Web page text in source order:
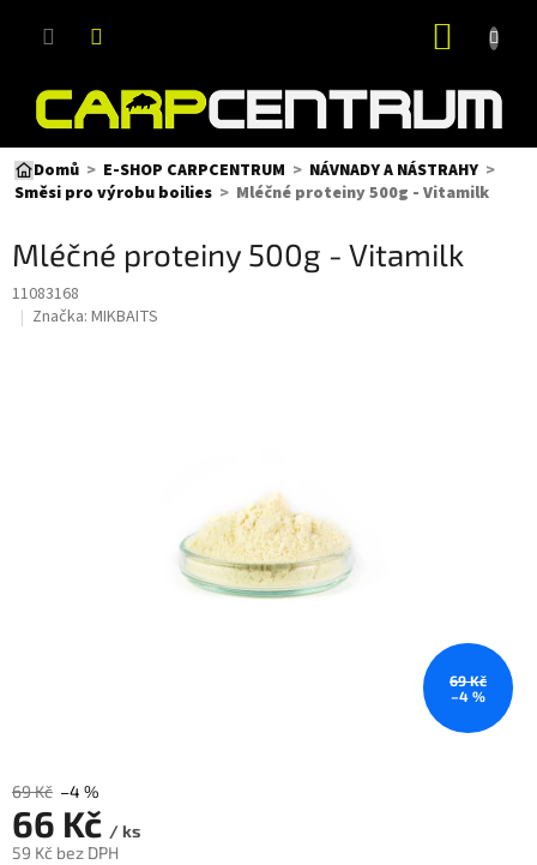
Domů E-SHOP CARPCENTRUM
NÁVNADY A NÁSTRAHY
Směsi pro výrobu boilies
Mléčné proteiny 500g - Vitamilk
Mléčné proteiny 500g - Vitamilk
11083168
Značka: MIKBAITS
69 Kč
–4 %
69 Kč –4 %
66 Kč / ks
59 Kč bez DPH